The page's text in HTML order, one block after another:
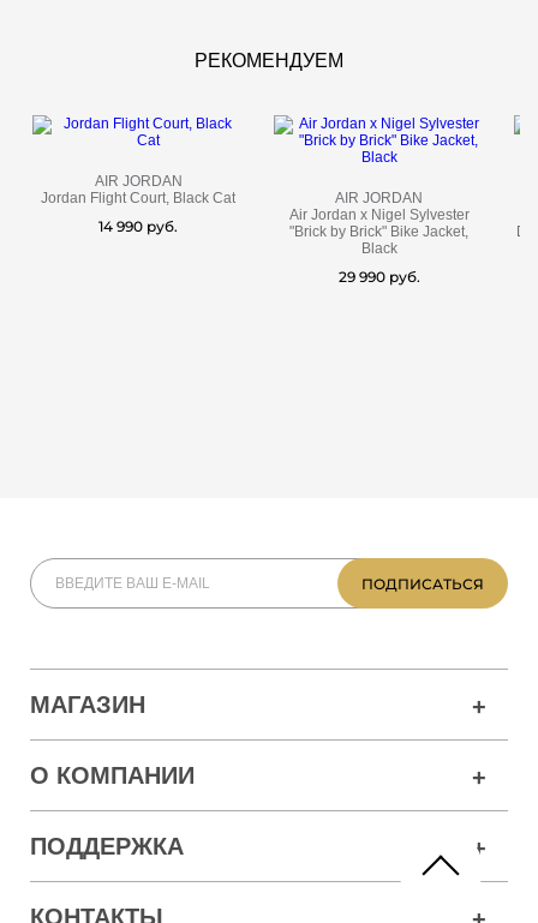
РЕКОМЕНДУЕМ
AIR JORDAN
Jordan Flight Court, Black Cat
14 990 руб.
AIR JORDAN
Air Jordan x Nigel Sylvester
"Brick by Brick" Bike Jacket,
Black
29 990 руб.
МАГАЗИН
О КОМПАНИИ
ПОДДЕРЖКА
КОНТАКТЫ